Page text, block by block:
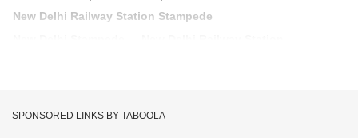
New Delhi Railway Station Stampede
SPONSORED LINKS BY TABOOLA